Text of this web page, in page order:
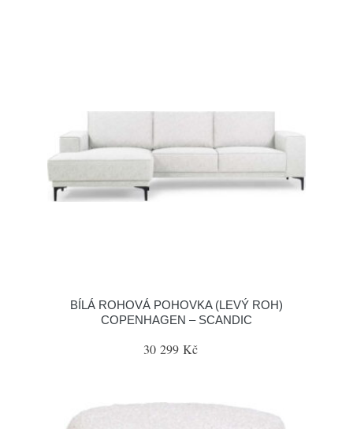
BÍLÁ ROHOVÁ POHOVKA (LEVÝ ROH)
COPENHAGEN – SCANDIC
30 299 Kč